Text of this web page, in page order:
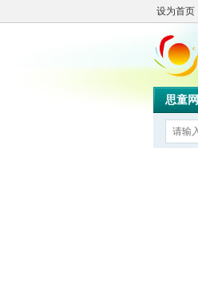
设为首页
思童网